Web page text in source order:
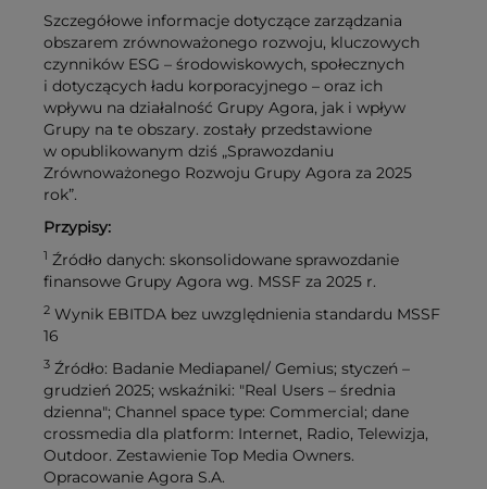
Szczegółowe informacje dotyczące zarządzania
obszarem zrównoważonego rozwoju, kluczowych
czynników ESG – środowiskowych, społecznych
i dotyczących ładu korporacyjnego – oraz ich
wpływu na działalność Grupy Agora, jak i wpływ
Grupy na te obszary. zostały przedstawione
w opublikowanym dziś „Sprawozdaniu
Zrównoważonego Rozwoju Grupy Agora za 2025
rok”.
Przypisy:
1 Źródło danych: skonsolidowane sprawozdanie
finansowe Grupy Agora wg. MSSF za 2025 r.
2 Wynik EBITDA bez uwzględnienia standardu MSSF
16
3 Źródło: Badanie Mediapanel/ Gemius; styczeń –
grudzień 2025; wskaźniki: "Real Users – średnia
dzienna"; Channel space type: Commercial; dane
crossmedia dla platform: Internet, Radio, Telewizja,
Outdoor. Zestawienie Top Media Owners.
Opracowanie Agora S.A.